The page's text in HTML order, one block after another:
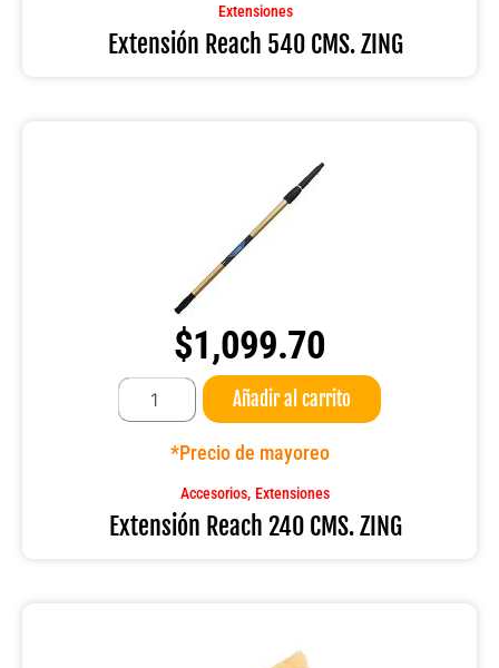
Extensiones
Extensión Reach 540 CMS. ZING
$1,099.70
Extensión
Reach
240
Añadir al carrito
*Precio de mayoreo
Accesorios, Extensiones
Extensión Reach 240 CMS. ZING